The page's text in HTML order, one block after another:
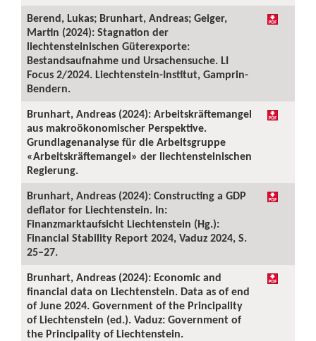
Berend, Lukas; Brunhart, Andreas; Geiger,
Martin (2024): Stagnation der
liechtensteinischen Güterexporte:
Bestandsaufnahme und Ursachensuche. LI
Focus 2/2024. Liechtenstein-Institut, Gamprin-
Bendern.
Brunhart, Andreas (2024): Arbeitskräftemangel
aus makroökonomischer Perspektive.
Grundlagenanalyse für die Arbeitsgruppe
«Arbeitskräftemangel» der liechtensteinischen
Regierung.
Brunhart, Andreas (2024): Constructing a GDP
deflator for Liechtenstein. In:
Finanzmarktaufsicht Liechtenstein (Hg.):
Financial Stability Report 2024, Vaduz 2024, S.
25–27.
Brunhart, Andreas (2024): Economic and
financial data on Liechtenstein. Data as of end
of June 2024. Government of the Principality
of Liechtenstein (ed.). Vaduz: Government of
the Principality of Liechtenstein.